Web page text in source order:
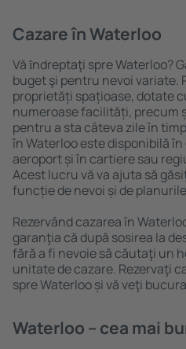
Cazare în Waterloo
Vă ȋndreptaţi spre Waterloo?
buget şi pentru nevoi variate.
proprietăți spațioase, dotate
numeroase facilități, precum
pentru a sta câteva zile în
în Waterloo este disponibilă
aeroport și în cartiere sau
Acest lucru vă va ajuta să
funcție de nevoi și de
Rezervând cazarea în
garanţia că după sosirea la
fără a fi nevoie să căutaţi un
unitate de cazare. Rezervaţi
spre Waterloo și vă veţi
Waterloo – cea mai